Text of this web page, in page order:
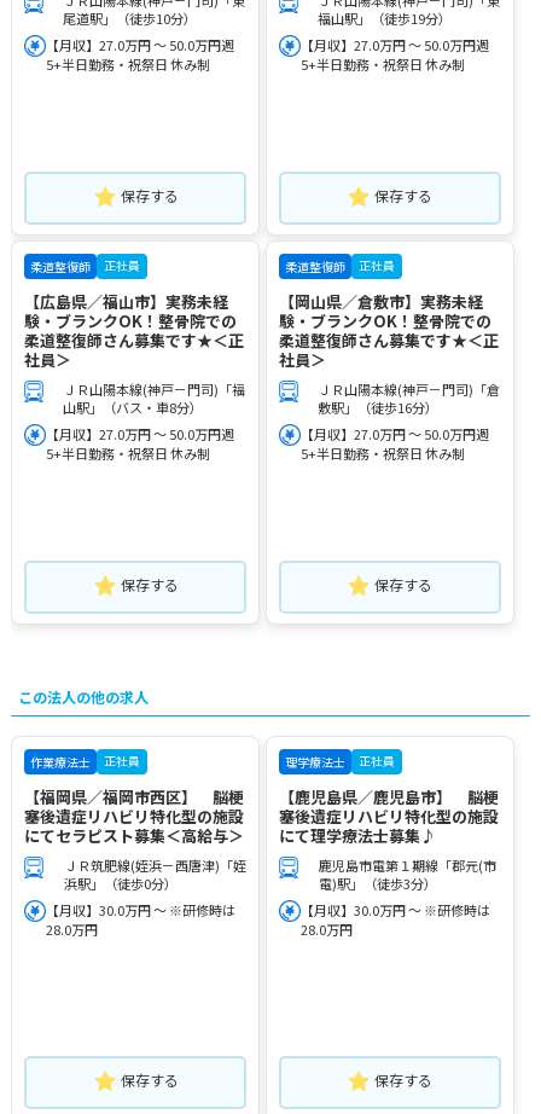
尾道駅」（徒歩10分）
【月収】27.0万円 ～ 50.0万円週
5+半日勤務・祝祭日 休み制
保存する
福山駅」（徒歩19分）
【月収】27.0万円 ～ 50.0万円週
5+半日勤務・祝祭日 休み制
保存する
柔道整復師 正社員
【広島県／福山市】実務未経
験・ブランクOK！整骨院での
柔道整復師さん募集です★＜正
社員＞
ＪＲ山陽本線(神戸－門司)「福
山駅」（バス・車8分）
【月収】27.0万円 ～ 50.0万円週
5+半日勤務・祝祭日 休み制
保存する
柔道整復師 正社員
【岡山県／倉敷市】実務未経
験・ブランクOK！整骨院での
柔道整復師さん募集です★＜正
社員＞
ＪＲ山陽本線(神戸－門司)「倉
敷駅」（徒歩16分）
【月収】27.0万円 ～ 50.0万円週
5+半日勤務・祝祭日 休み制
保存する
この法人の他の求人
作業療法士 正社員
【福岡県／福岡市西区】 脳梗
塞後遺症リハビリ特化型の施設
にてセラピスト募集＜高給与＞
ＪＲ筑肥線(姪浜－西唐津)「姪
浜駅」（徒歩0分）
【月収】30.0万円 ～ ※研修時は
28.0万円
保存する
理学療法士 正社員
【鹿児島県／鹿児島市】 脳梗
塞後遺症リハビリ特化型の施設
にて理学療法士募集♪
鹿児島市電第１期線「郡元(市
電)駅」（徒歩3分）
【月収】30.0万円 ～ ※研修時は
28.0万円
保存する